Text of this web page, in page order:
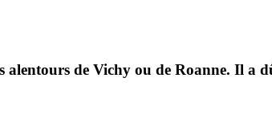
alentours de Vichy ou de Roanne. Il a